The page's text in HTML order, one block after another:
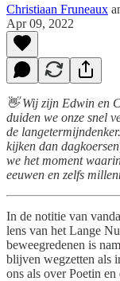
Christiaan Fruneaux
Apr 09, 2022
👋 Wij zijn Edwin en
duiden we onze snel
de
kijken dan
we het moment
eeuwen en zelfs
In de notitie van
lens van het Lange
beweegredenen is
blijven wegzetten als
ons als over Poetin